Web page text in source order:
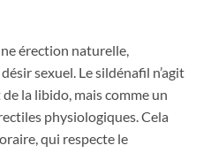
érection naturelle,
sexuel. Le sildénafil n’agit
la libido, mais comme un
physiologiques. Cela
qui respecte le